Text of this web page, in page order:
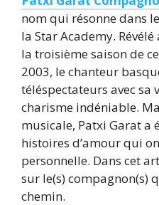
nom qui résonne dans
la Star Academy.
la troisième saison de
2003, le chanteur
téléspectateurs avec sa
charisme indéniable.
musicale, Patxi Garat a
histoires d’amour qui
personnelle. Dans cet
sur le(s) compagnon(s)
chemin.